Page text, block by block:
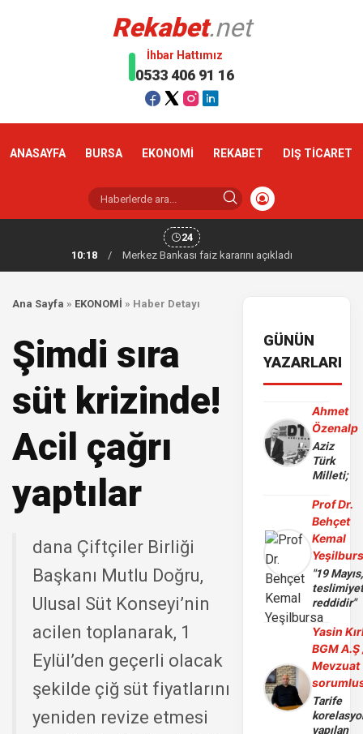
Rekabet.net
İhbar Hattımız
0533 406 91 16
ANASAYFA BURSA EKONOMİ REKABET DIŞ TİCARET
24
10:18
/ Merkez Bankası faiz kararını açıkladı
Ana Sayfa » EKONOMİ » Haber Detayı
Şimdi sıra
süt krizinde!
Acil çağrı
yaptılar
dana Çiftçiler Birliği
Başkanı Mutlu Doğru,
Ulusal Süt Konseyi’nin
acilen toplanarak, 1
Eylül’den geçerli olacak
şekilde çiğ süt fiyatlarını
yeniden revize etmesi
GÜNÜN
YAZARLARI
Ahmet
Özenalp
Aziz
Türk
Milleti;
Prof Dr.
Behçet
Kemal
"19 Mayıs,
reddidir"
Yasin
BGM A.Ş
Mevzuat
Tarife
yapılan